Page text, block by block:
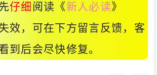
仔细 阅读《新人必读》
效，可在下方留言反馈，客
到后会尽快修复。